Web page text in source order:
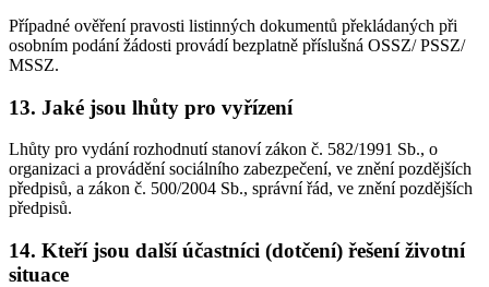
Případné ověření pravosti listinných dokumentů překládaných při
osobním podání žádosti provádí bezplatně příslušná OSSZ/ PSSZ/
MSSZ.
13. Jaké jsou lhůty pro vyřízení
Lhůty pro vydání rozhodnutí stanoví zákon č. 582/1991 Sb., o
organizaci a provádění sociálního zabezpečení, ve znění pozdějších
předpisů, a zákon č. 500/2004 Sb., správní řád, ve znění pozdějších
předpisů.
14. Kteří jsou další účastníci (dotčení) řešení životní
situace